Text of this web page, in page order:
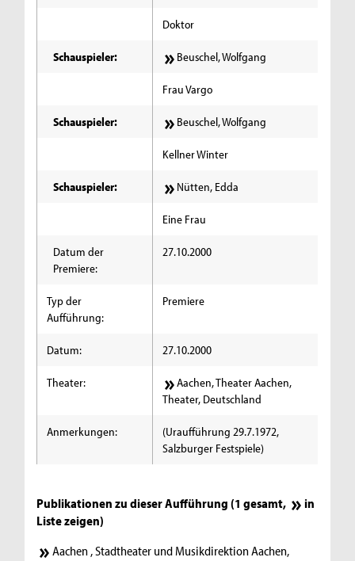
Doktor
Schauspieler: Beuschel, Wolfgang
Frau Vargo
Schauspieler: Beuschel, Wolfgang
Kellner Winter
Schauspieler: Nütten, Edda
Eine Frau
Datum der
Premiere:
27.10.2000
Typ der
Aufführung:
Premiere
Datum: 27.10.2000
Theater:
Aachen, Theater Aachen,
Theater, Deutschland
Anmerkungen:
(Uraufführung 29.7.1972,
Salzburger Festspiele)
Publikationen zu dieser Aufführung (1 gesamt,
in
Liste zeigen)
Aachen , Stadtheater und Musikdirektion Aachen,